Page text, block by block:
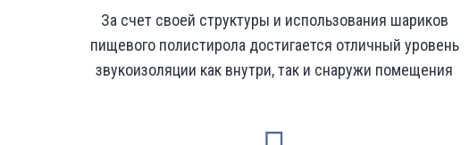
За счет своей структуры и использования шариков
пищевого полистирола достигается отличный уровень
звукоизоляции как внутри, так и снаружи помещения